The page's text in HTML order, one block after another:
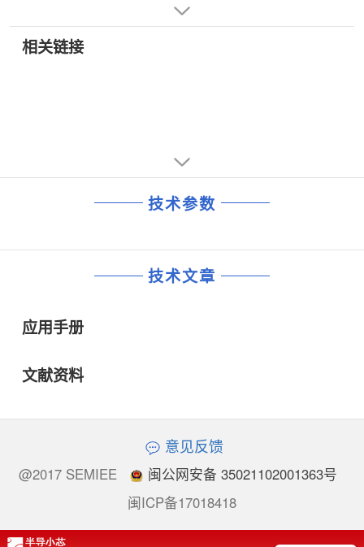
相关链接
技术参数
技术文章
应用手册
文献资料
意见反馈
@2017 SEMIEE
闽公网安备 35021102001363号
闽ICP备17018418